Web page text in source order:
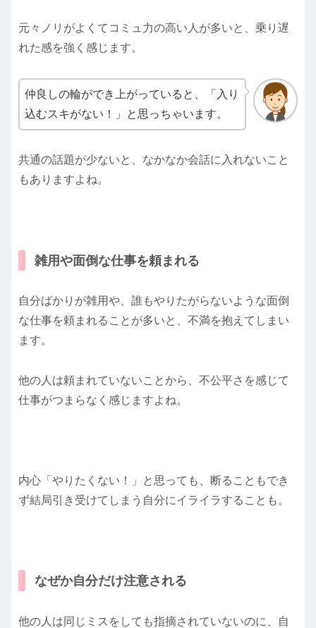
元々ノリがよくてコミュ力の高い人が多いと、乗り遅
れた感を強く感じます。
仲良しの輪ができ上がっていると、「入り
込むスキがない！」
と思っちゃいます。
共通の話題が少ないと、なかなか会話に入れないこと
もありますよね。
雑用や面倒な仕事を頼まれる
自分ばかりが雑用や、誰もやりたがらないような面倒
な仕事を頼まれることが多いと、不満を抱えてしまい
ます。
他の人は頼まれていないことから、不公平さを感じて
仕事がつまらなく感じますよね。
内心「やりたくない！」と思っても、断ることもでき
ず結局引き受けてしまう自分にイライラすることも。
なぜか自分だけ注意される
他の人は同じミスをしても指摘されていないのに、自